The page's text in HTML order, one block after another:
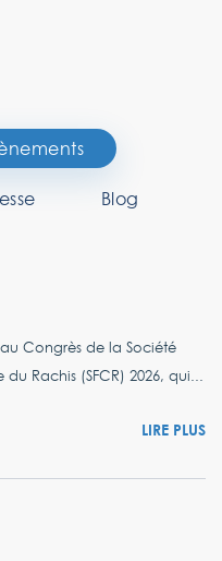
Blog
Congrès de la Société
Rachis (SFCR) 2026, qui...
LIRE PLUS